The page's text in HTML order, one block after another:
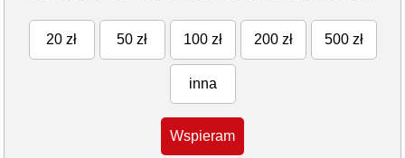
20 zł 50 zł 100 zł 200 zł 500 zł
inna
Wspieram